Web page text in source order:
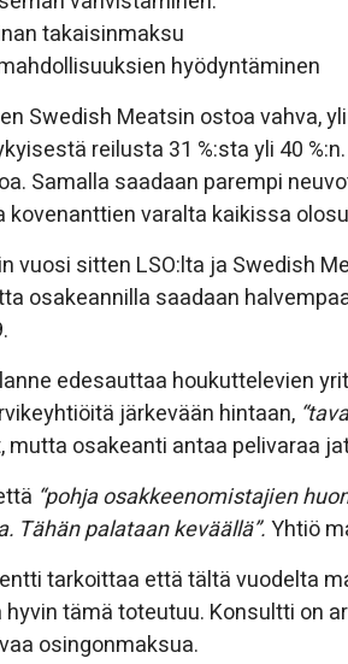
takaisinmaksu
hyödyntäminen
Swedish Meatsin ostoa vahva,
reilusta 31 %:sta yli 40
Samalla saadaan parempi
kovenanttien varalta kaikissa
vuosi sitten LSO:lta ja Swedish
osakeannilla saadaan
edesauttaa houkuttelevien
järkevään hintaan,
mutta osakeanti antaa pelivaraa
“pohja osakkeenomistajien
Tähän palataan keväällä”.Yhtiö
tarkoittaa että tältä vuodelta
hyvin tämä toteutuu. Konsultti on
osingonmaksua.